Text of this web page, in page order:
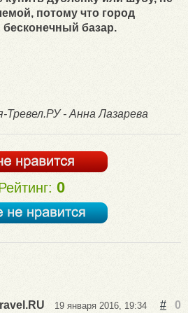
потому что город
бесконечный базар.
Тревел.РУ - Анна Лазарева
0
19 января 2016, 19:34 # 0